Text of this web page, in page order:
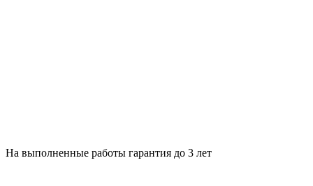
На выполненные работы гарантия до 3 лет